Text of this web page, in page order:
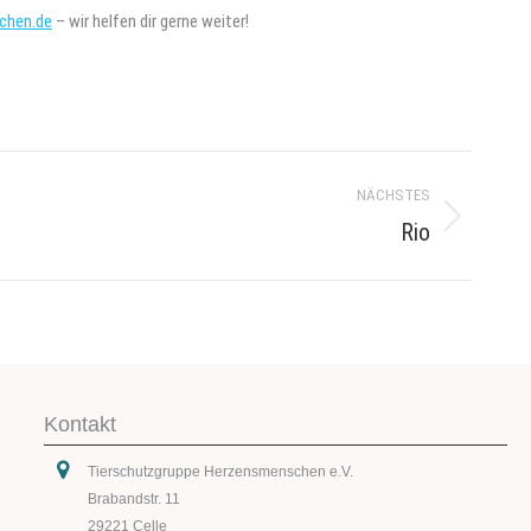
– wir helfen dir gerne weiter!
NÄCHSTES
Rio
Kontakt
Tierschutzgruppe Herzensmenschen e.V.
Brabandstr. 11
29221 Celle